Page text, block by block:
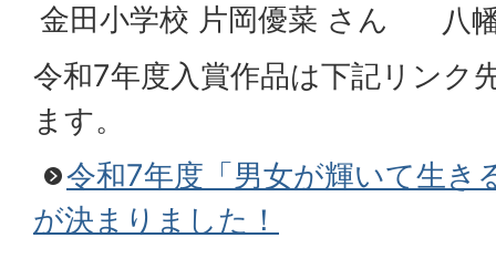
金田小学校 片岡優菜 さん
八
令和7年度入賞作品は下記リンク
ます。
令和7年度「男女が輝いて生き
が決まりました！